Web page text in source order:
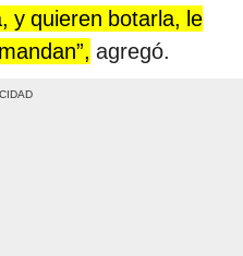
y quieren botarla, le
agregó.